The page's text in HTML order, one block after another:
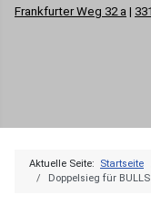
Frankfurter Weg 32 a |
Aktuelle Seite: Startseite
Doppelsieg für